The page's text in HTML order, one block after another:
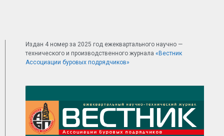
Издан 4 номер за 2025 год ежеквартального научно —
технического и производственного журнала «Вестник
Ассоциации буровых подрядчиков»